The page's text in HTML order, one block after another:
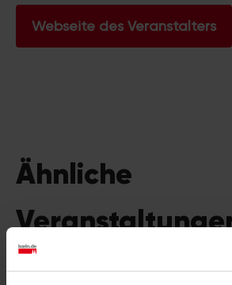
Webseite des Veranstalters
Ähnliche